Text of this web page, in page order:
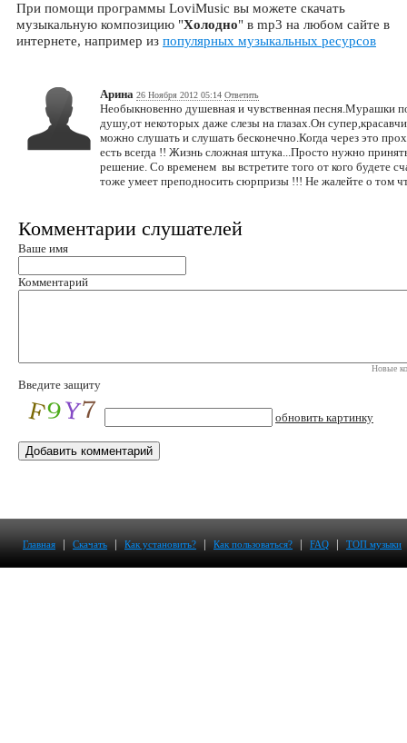
При помощи программы LoviMusic вы можете скачать
музыкальную композицию "Холодно" в mp3 на любом сайте в
интернете, например из популярных музыкальных ресурсов
Арина 26 Ноября 2012 05:14 Ответить
Необыкновенно душевная и чувственная песня.Мурашки
душу,от некоторых даже слезы на глазах.Он
можно слушать и слушать бесконечно.Когда через это
есть всегда !! Жизнь сложная штука...Просто нужно
решение. Со временем вы встретите того от кого будете
тоже умеет преподносить сюрпризы !!! Не жалейте о том
Комментарии слушателей
Ваше имя
Комментарий
Новые
Введите защиту
обновить картинку
Главная | Скачать | Как установить? | Как пользоваться? | FAQ | ТОП музыки